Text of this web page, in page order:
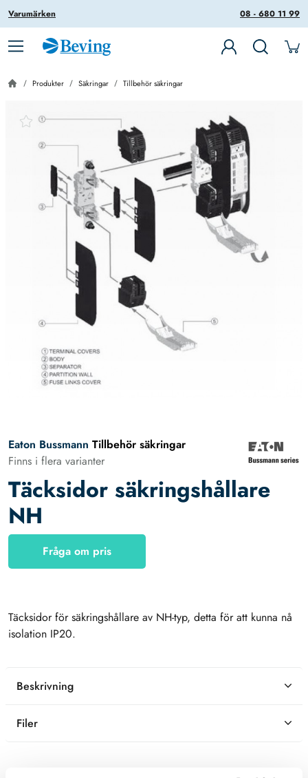
08 - 680 11 99
Varumärken
Produkter Säkringar Tillbehör säkringar
Eaton Bussmann Tillbehör säkringar
Finns i flera varianter
Täcksidor säkringshållare
NH
Fråga om pris
Täcksidor för säkringshållare av NH-typ, detta för att kunna nå
isolation IP20.
Beskrivning
Filer